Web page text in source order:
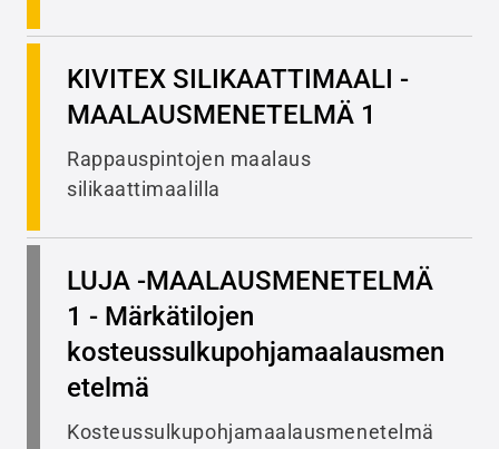
KIVITEX SILIKAATTIMAALI -
MAALAUSMENETELMÄ 1
Rappauspintojen maalaus
silikaattimaalilla
LUJA -MAALAUSMENETELMÄ
1 - Märkätilojen
kosteussulkupohjamaalausmen
etelmä
Kosteussulkupohjamaalausmenetelmä